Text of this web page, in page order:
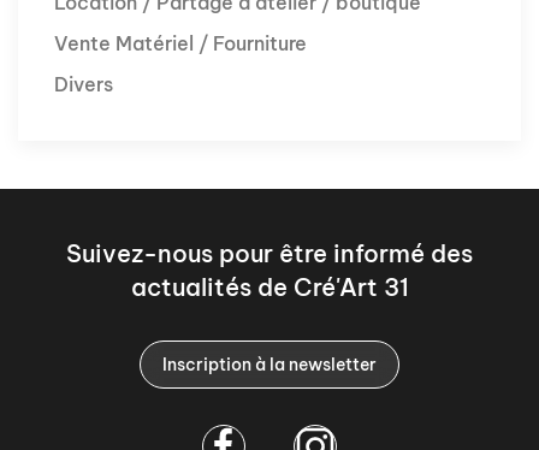
Vente Matériel / Fourniture
Divers
Suivez-nous pour être informé des
actualités de Cré'Art 31
Inscription à la newsletter